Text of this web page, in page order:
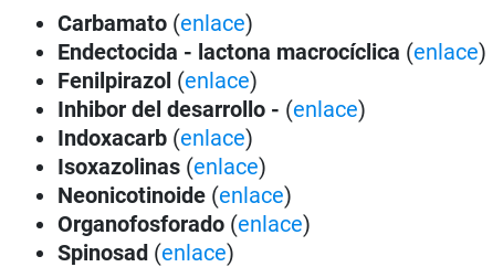
Carbamato (enlace)
Endectocida - lactona macrocíclica (enlace)
Fenilpirazol (enlace)
Inhibor del desarrollo - (enlace)
Indoxacarb (enlace)
Isoxazolinas (enlace)
Neonicotinoide (enlace)
Organofosforado (enlace)
Spinosad (enlace)